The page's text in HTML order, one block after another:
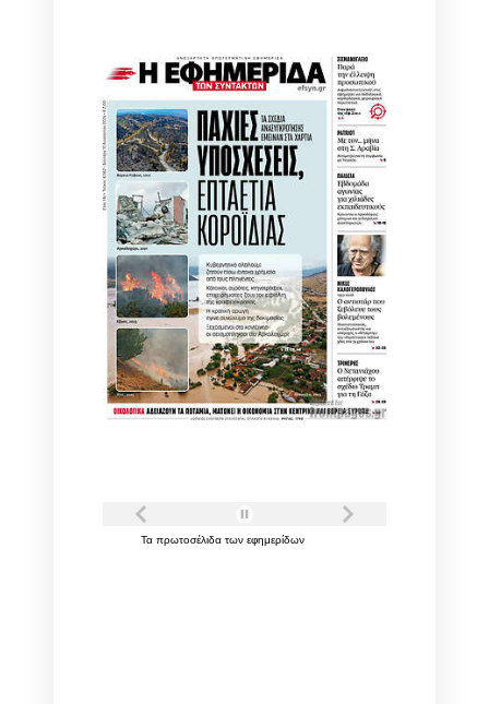
Τα πρωτοσέλιδα των εφημερίδων